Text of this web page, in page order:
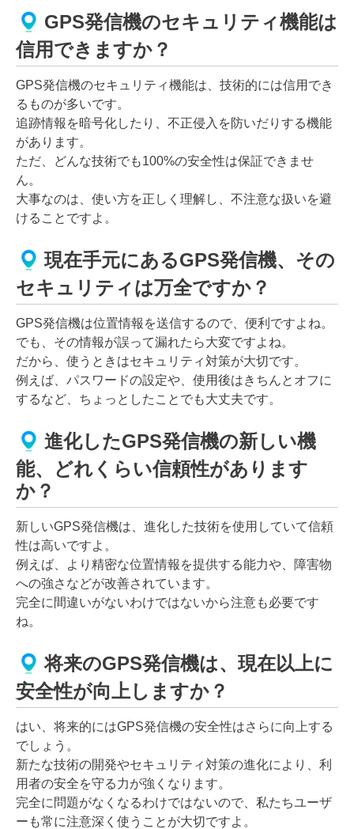
GPS発信機のセキュリティ機能は
信用できますか？
GPS発信機のセキュリティ機能は、技術的には信用でき
るものが多いです。
追跡情報を暗号化したり、不正侵入を防いだりする機能
があります。
ただ、どんな技術でも100%の安全性は保証できませ
ん。
大事なのは、使い方を正しく理解し、不注意な扱いを避
けることですよ。
現在手元にあるGPS発信機、その
セキュリティは万全ですか？
GPS発信機は位置情報を送信するので、便利ですよね。
でも、その情報が誤って漏れたら大変ですよね。
だから、使うときはセキュリティ対策が大切です。
例えば、パスワードの設定や、使用後はきちんとオフに
するなど、ちょっとしたことでも大丈夫です。
進化したGPS発信機の新しい機
能、どれくらい信頼性があります
か？
新しいGPS発信機は、進化した技術を使用していて信頼
性は高いですよ。
例えば、より精密な位置情報を提供する能力や、障害物
への強さなどが改善されています。
完全に間違いがないわけではないから注意も必要です
ね。
将来のGPS発信機は、現在以上に
安全性が向上しますか？
はい、将来的にはGPS発信機の安全性はさらに向上する
でしょう。
新たな技術の開発やセキュリティ対策の進化により、利
用者の安全を守る力が強くなります。
完全に問題がなくなるわけではないので、私たちユーザ
ーも常に注意深く使うことが大切ですよ。